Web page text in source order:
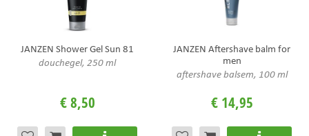
JANZEN Shower Gel Sun 81
douchegel, 250 ml
€8,50
JANZEN Aftershave balm for
men
aftershave balsem, 100 ml
€ 14,95